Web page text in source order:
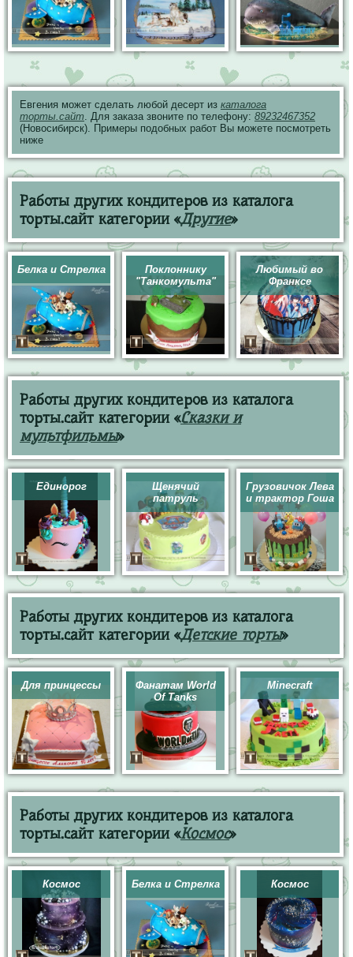
Евгения может сделать любой десерт из каталога
торты.сайт . Для заказа звоните по телефону: 89232467352
(Новосибирск). Примеры подобных работ Вы можете посмотреть
ниже
Работы других кондитеров из каталога
торты.сайт категории «Другие»
Белка и Стрелка
Поклоннику
"Танкомульта"
Любимый во
Франксе
Работы других кондитеров из каталога
торты.сайт категории «Сказки и
мультфильмы»
Единорог
Щенячий
патруль
Грузовичок Лева
и трактор Гоша
Работы других кондитеров из каталога
торты.сайт категории «Детские торты»
Для принцессы
Фанатам World
Of Tanks
Minecraft
Работы других кондитеров из каталога
торты.сайт категории «Космос»
Космос Белка и Стрелка Космос